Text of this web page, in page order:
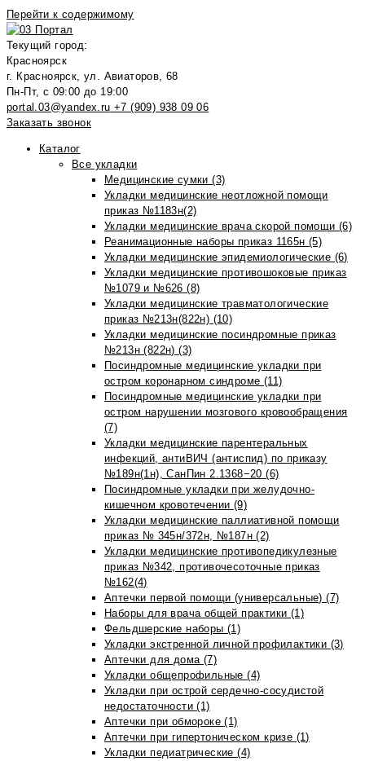
Перейти к содержимому
Текущий город:
Красноярск
г. Красноярск, ул. Авиаторов, 68
Пн-Пт, с 09:00 до 19:00
portal.03@yandex.ru +7 (909) 938 09 06
Заказать звонок
Каталог
Все укладки
Медицинские сумки (3)
Укладки медицинские неотложной помощи
приказ №1183н(2)
Укладки медицинские врача скорой помощи (6)
Реанимационные наборы приказ 1165н (5)
Укладки медицинские эпидемиологические (6)
Укладки медицинские противошоковые приказ
№1079 и №626 (8)
Укладки медицинские травматологические
приказ №213н(822н) (10)
Укладки медицинские посиндромные приказ
№213н (822н) (3)
Посиндромные медицинские укладки при
остром коронарном синдроме (11)
Посиндромные медицинские укладки при
остром нарушении мозгового кровообращения
(7)
Укладки медицинские парентеральных
инфекций, антиВИЧ (антиспид) по приказу
№189н(1н), СанПин 2.1368−20 (6)
Посиндромные укладки при желудочно-
кишечном кровотечении (9)
Укладки медицинские паллиативной помощи
приказ № 345н/372н, №187н (2)
Укладки медицинские противопедикулезные
приказ №342, противочесоточные приказ
№162(4)
Аптечки первой помощи (универсальные) (7)
Наборы для врача общей практики (1)
Фельдшерские наборы (1)
Укладки экстренной личной профилактики (3)
Аптечки для дома (7)
Укладки общепрофильные (4)
Укладки при острой сердечно-сосудистой
недостаточности (1)
Аптечки при обмороке (1)
Аптечки при гипертоническом кризе (1)
Укладки педиатрические (4)